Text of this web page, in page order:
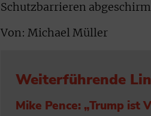
Schutzbarrieren
Von: Michael Müller
Weiterführende
Mike Pence: „Trump